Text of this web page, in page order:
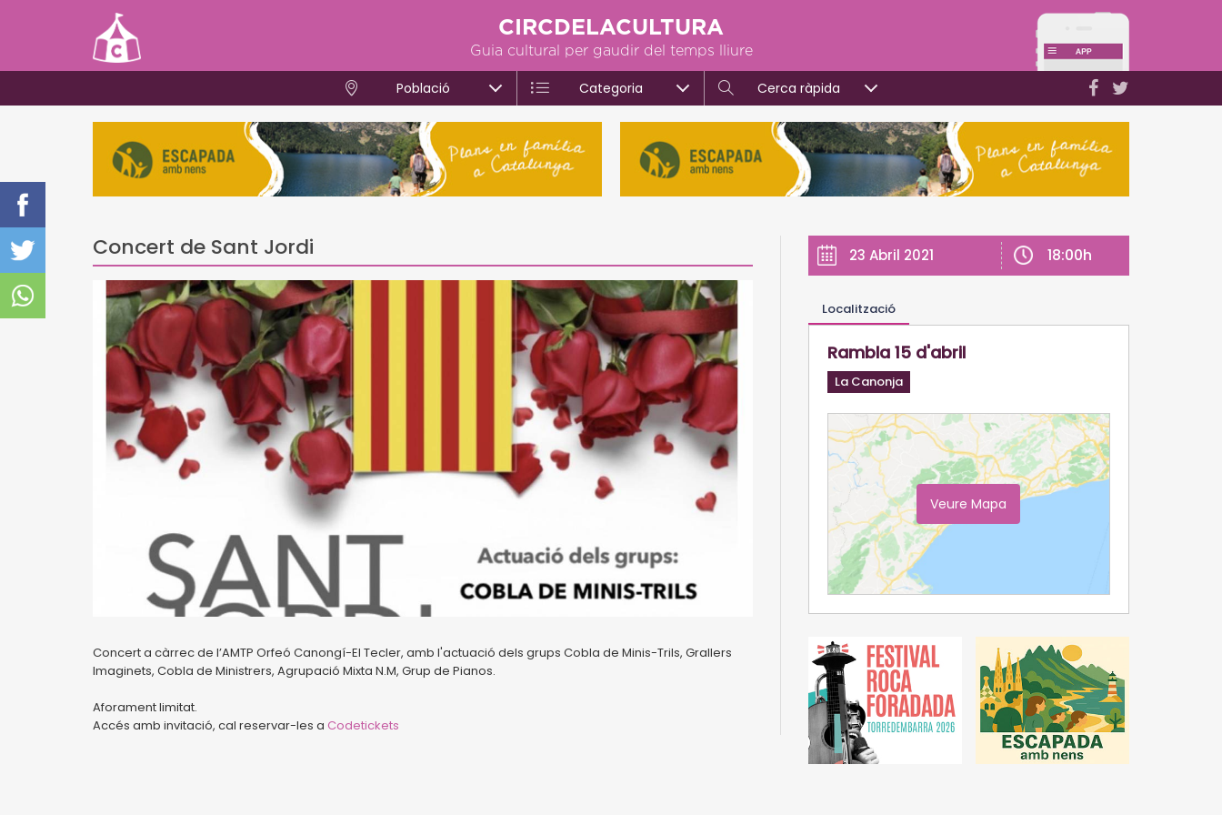
CIRCDELACULTURA
Guia cultural per gaudir del temps lliure
Població Categoria Cerca ràpida
Concert de Sant Jordi
Concert a càrrec de l’AMTP Orfeó Canongí-El Tecler, amb l'actuació dels grups Cobla de Minis-Trils, Grallers
Imaginets, Cobla de Ministrers, Agrupació Mixta N.M, Grup de Pianos.
Aforament limitat.
Accés amb invitació, cal reservar-les a Codetickets
23 Abril 2021 18:00h
Localització
Rambla 15 d'abril
La Canonja
Veure Mapa